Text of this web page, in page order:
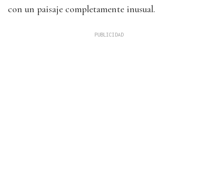
con un paisaje completamente inusual.